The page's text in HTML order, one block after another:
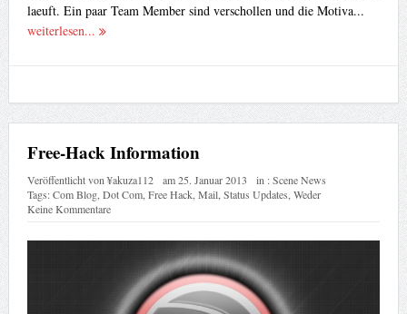
laeuft. Ein paar Team Member sind verschollen und die Motiva...
weiterlesen...
Free-Hack Information
Veröffentlicht von¥akuza112 am25. Januar 2013 in :Scene News
Tags:Com Blog, Dot Com, Free Hack, Mail, Status Updates Weder
Keine Kommentare